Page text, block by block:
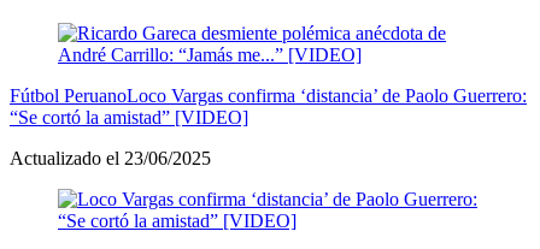
Fútbol PeruanoLoco Vargas confirma ‘distancia’ de Paolo Guerrero:
“Se cortó la amistad” [VIDEO]
Actualizado el 23/06/2025